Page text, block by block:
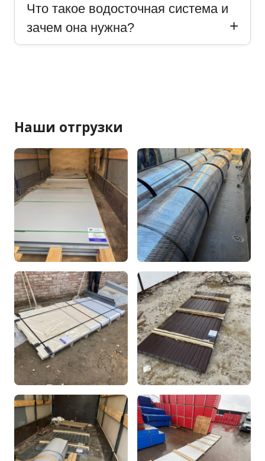
Что такое водосточная система и
зачем она нужна?
Наши отгрузки